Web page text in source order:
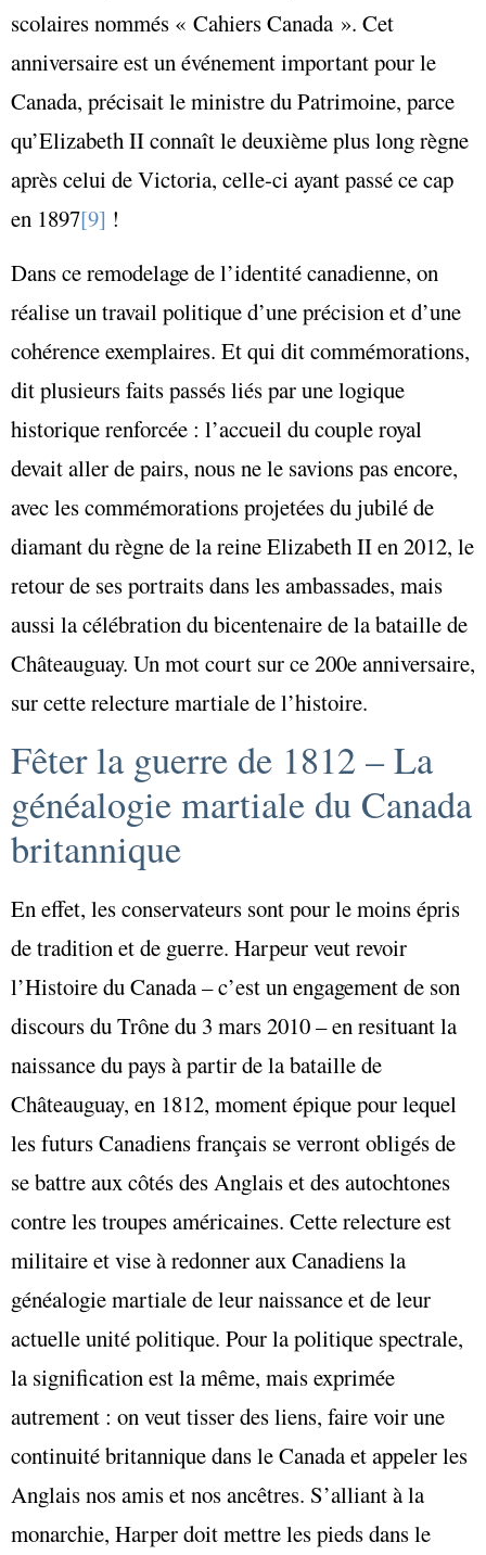
scolaires nommés « Cahiers Canada ». Cet
anniversaire est un événement important pour le
Canada, précisait le ministre du Patrimoine, parce
qu’Elizabeth II connaît le deuxième plus long règne
après celui de Victoria, celle-ci ayant passé ce cap
en 1897[9] !
Dans ce remodelage de l’identité canadienne, on
réalise un travail politique d’une précision et d’une
cohérence exemplaires. Et qui dit commémorations,
dit plusieurs faits passés liés par une logique
historique renforcée : l’accueil du couple royal
devait aller de pairs, nous ne le savions pas encore,
avec les commémorations projetées du jubilé de
diamant du règne de la reine Elizabeth II en 2012, le
retour de ses portraits dans les ambassades, mais
aussi la célébration du bicentenaire de la bataille de
Châteauguay. Un mot court sur ce 200e anniversaire,
sur cette relecture martiale de l’histoire.
Fêter la guerre de 1812 – La
généalogie martiale du Canada
britannique
En effet, les conservateurs sont pour le moins épris
de tradition et de guerre. Harpeur veut revoir
l’Histoire du Canada – c’est un engagement de son
discours du Trône du 3 mars 2010 – en resituant la
naissance du pays à partir de la bataille de
Châteauguay, en 1812, moment épique pour lequel
les futurs Canadiens français se verront obligés de
se battre aux côtés des Anglais et des autochtones
contre les troupes américaines. Cette relecture est
militaire et vise à redonner aux Canadiens la
généalogie martiale de leur naissance et de leur
actuelle unité politique. Pour la politique spectrale,
la signification est la même, mais exprimée
autrement : on veut tisser des liens, faire voir une
continuité britannique dans le Canada et appeler les
Anglais nos amis et nos ancêtres. S’alliant à la
monarchie, Harper doit mettre les pieds dans le